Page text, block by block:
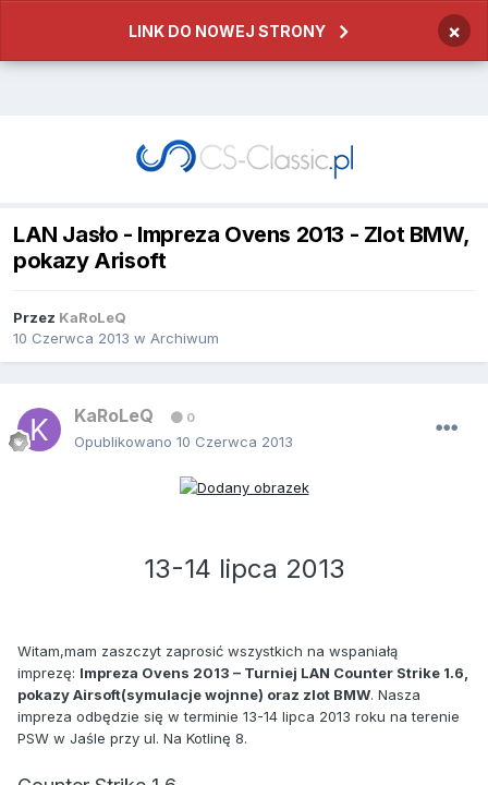
LINK DO NOWEJ STRONY ×
LAN Jasło - Impreza Ovens 2013 - Zlot BMW,
pokazy Arisoft
Przez KaRoLeQ
10 Czerwca 2013 w Archiwum
KaRoLeQ 0
Opublikowano 10 Czerwca 2013
13-14 lipca 2013
Witam,mam zaszczyt zaprosić wszystkich na wspaniałą
imprezę: Impreza Ovens 2013 – Turniej LAN Counter Strike 1.6,
pokazy Airsoft(symulacje wojnne) oraz zlot BMW. Nasza
impreza odbędzie się w terminie 13-14 lipca 2013 roku na terenie
PSW w Jaśle przy ul. Na Kotlinę 8.